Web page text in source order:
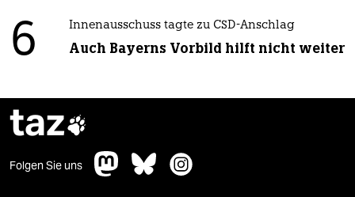
6 Innenausschuss tagte zu CSD-Anschlag
Auch Bayerns Vorbild hilft nicht weiter
taz
Folgen Sie uns